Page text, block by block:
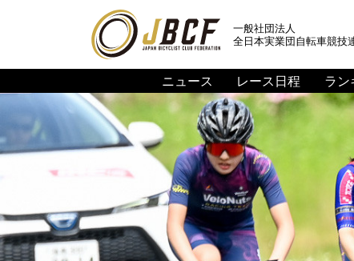
一般社団法人
全日本実業団自転車競技
ニュース レース日程 ラン